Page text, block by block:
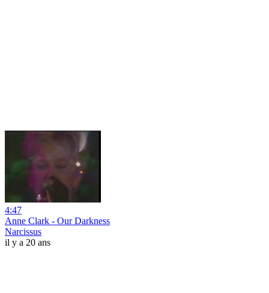
4:47
Anne Clark - Our Darkness
Narcissus
il y a 20 ans